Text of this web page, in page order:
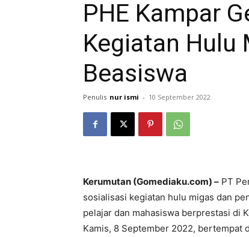
PHE Kampar
Kegiatan Hulu
Beasiswa
Penulis nur ismi - 10 September 2022
Kerumutan (Gomediaku.com) – PT
sosialisasi kegiatan hulu migas dan
pelajar dan mahasiswa berprestasi di
Kamis, 8 September 2022, bertempat